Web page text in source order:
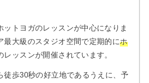
ットヨガのレッスンが中心になりま
最大級のスタジオ空間で定期的にホ
レッスンが開催されています。
徒歩30秒の好立地であるうえに、予